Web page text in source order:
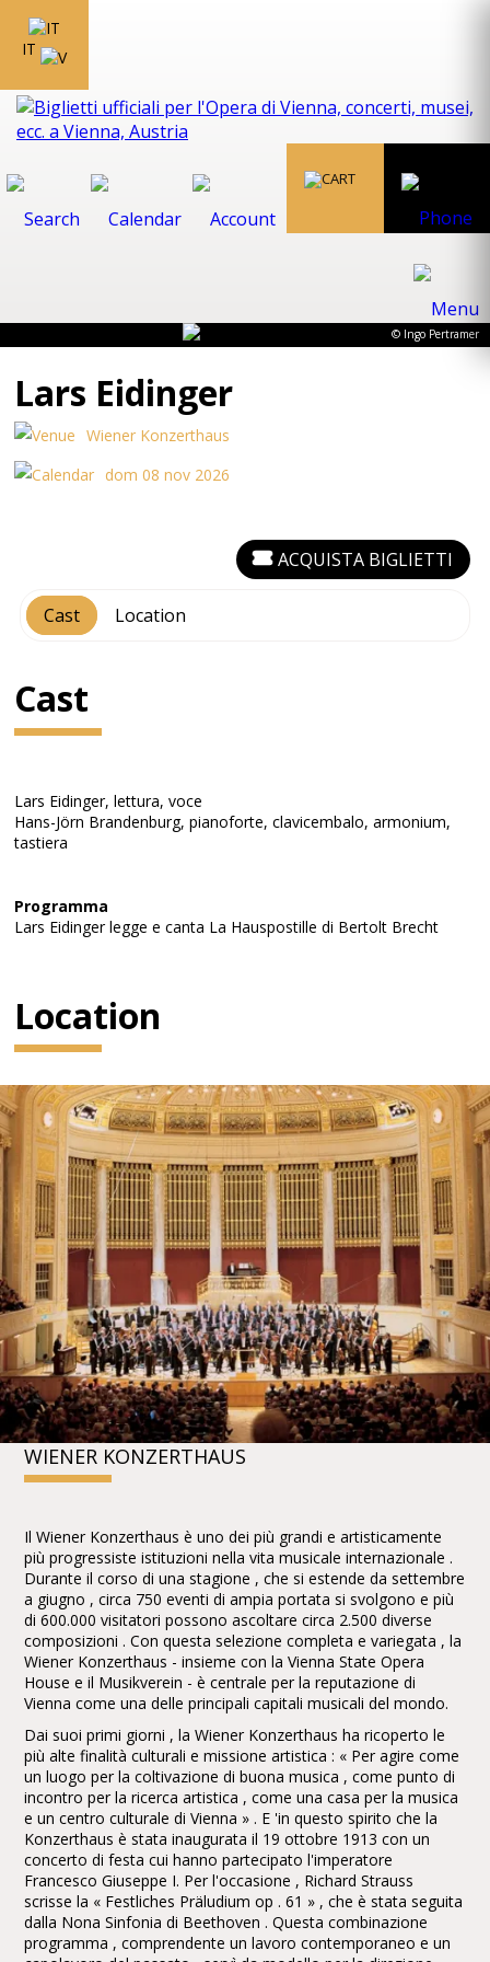
IT
© Ingo Pertramer
Lars Eidinger
Wiener Konzerthaus
dom 08 nov 2026
Cast Location
ACQUISTA BIGLIETTI
Cast
Lars Eidinger, lettura, voce
Hans-Jörn Brandenburg, pianoforte, clavicembalo, armonium,
tastiera
Programma
Lars Eidinger legge e canta La Hauspostille di Bertolt Brecht
Location
WIENER KONZERTHAUS
Il Wiener Konzerthaus è uno dei più grandi e artisticamente
più progressiste istituzioni nella vita musicale internazionale .
Durante il corso di una stagione , che si estende da settembre
a giugno , circa 750 eventi di ampia portata si svolgono e più
di 600.000 visitatori possono ascoltare circa 2.500 diverse
composizioni . Con questa selezione completa e variegata , la
Wiener Konzerthaus - insieme con la Vienna State Opera
House e il Musikverein - è centrale per la reputazione di
Vienna come una delle principali capitali musicali del mondo.
Dai suoi primi giorni , la Wiener Konzerthaus ha ricoperto le
più alte finalità culturali e missione artistica : « Per agire come
un luogo per la coltivazione di buona musica , come punto di
incontro per la ricerca artistica , come una casa per la musica
e un centro culturale di Vienna » . E 'in questo spirito che la
Konzerthaus è stata inaugurata il 19 ottobre 1913 con un
concerto di festa cui hanno partecipato l'imperatore
Francesco Giuseppe I. Per l'occasione , Richard Strauss
scrisse la « Festliches Präludium op . 61 » , che è stata seguita
dalla Nona Sinfonia di Beethoven . Questa combinazione
programma , comprendente un lavoro contemporaneo e un